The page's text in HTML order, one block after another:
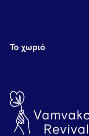
Το χωριό